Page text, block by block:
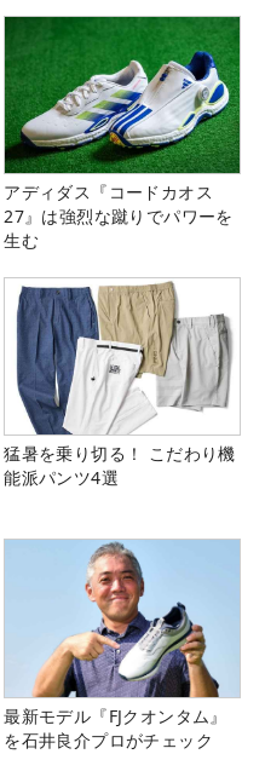
アディダス『コードカオス
27』は強烈な蹴りでパワーを
生む
猛暑を乗り切る！ こだわり機
能派パンツ4選
最新モデル『FJクオンタム』
を石井良介プロがチェック